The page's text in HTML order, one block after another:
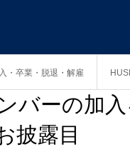
・卒業・脱退・解雇
バーの加
披露目